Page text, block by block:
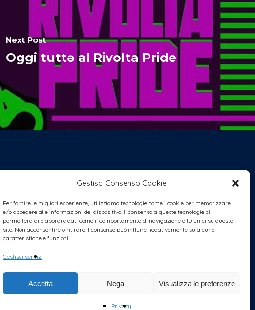
Gestisci Consenso Cookie
Per fornire le migliori esperienze, utilizziamo tecnologie come i cookie per memorizzare
e/o accedere alle informazioni del dispositivo. Il consenso a queste tecnologie ci
permetterà di elaborare dati come il comportamento di navigazione o ID unici su questo
sito. Non acconsentire o ritirare il consenso può influire negativamente su alcune
caratteristiche e funzioni.
Gestisci servizi
Accetta Nega Visualizza le preferenze
Privacy
Next Post
Oggi tuttə al Rivolta Pride